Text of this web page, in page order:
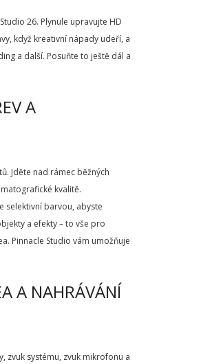
26. Plynule upravujte HD
když kreativní nápady udeří, a
a další. Posuňte to ještě dál a
A
Jděte nad rámec běžných
kvalitě.
selektivní barvou, abyste
a efekty – to vše pro
Pinnacle Studio vám umožňuje
A NAHRÁVÁNÍ
zvuk systému, zvuk mikrofonu a